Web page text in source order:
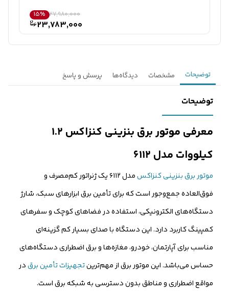
27,980,000
15%
23,783,000
توضیحات مشخصات دیدگاه‌ها پرسش و پاسخ
توضیحات
معرفی موتور برق بنزینی کنزاکس ۱.۲
کیلووات مدل ۶۱۱۲
موتور برق بنزینی کنزاکس
مدل ۶۱۱۲ یک ژنراتور کم‌مصرف و
فوق‌العاده جمع‌وجور است که برای تأمین برق ابزارهای سبک، شارژ
دستگاه‌های الکترونیکی، استفاده در فضاهای کوچک و سفرهای
کمپینگ کاربرد دارد. این دستگاه با صدای بسیار کم گزینه‌ای
مناسب برای آپارتمان، خودرو، مغازه‌ها و برق اضطراری دستگاه‌های
حساس می‌باشد. این موتور برق از مهم‌ترینتجهیزات تأمین برقدر
مواقع اضطراری و مناطق بدون دسترسی به شبکه برق است.